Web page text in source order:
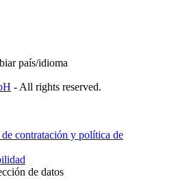
país/idioma
- All rights reserved.
contratación y política de
de datos